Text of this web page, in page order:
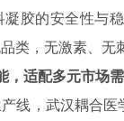
胶的安全性与
类，无激素、无
，适配多元市场
线，武汉耦合